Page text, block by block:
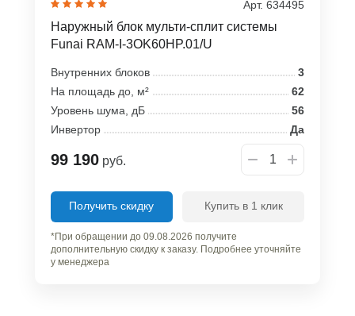
Арт. 634495
Наружный блок мульти-сплит системы
Funai RAM-I-3OK60HP.01/U
Внутренних блоков
3
На площадь до, м²
62
Уровень шума, дБ
56
Инвертор
Да
99 190 руб.
Получить скидку Купить в 1 клик
*При обращении до 09.08.2026 получите
дополнительную скидку к заказу. Подробнее уточняйте
у менеджера